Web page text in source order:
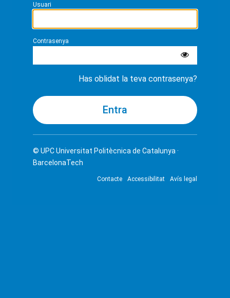
Usuari
Contrasenya
Has oblidat la teva contrasenya?
© UPCUniversitat Politècnica de Catalunya ·
BarcelonaTech
Contacte Accessibilitat Avís legal